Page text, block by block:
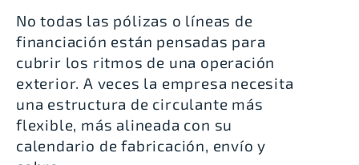
No todas las pólizas o líneas de
financiación están pensadas para
cubrir los ritmos de una operación
exterior. A veces la empresa necesita
una estructura de circulante más
flexible, más alineada con su
calendario de fabricación, envío y